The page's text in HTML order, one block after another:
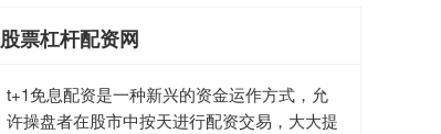
股票杠杆配资网
t+1免息配资是一种新兴的资金运作方式，允
许操盘者在股市中按天进行配资交易，大大提